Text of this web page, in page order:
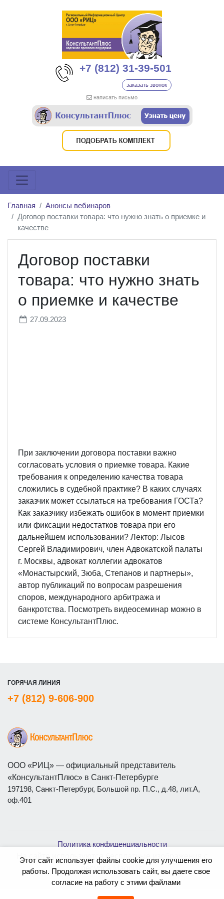
+7 (812) 31-39-501
заказать звонок
написать письмо
Главная
Анонсы вебинаров
Договор поставки товара: что нужно знать о приемке и
качестве
Договор поставки
товара: что нужно знать
о приемке и качестве
27.09.2023
При заключении договора поставки важно
согласовать условия о приемке товара. Какие
требования к определению качества товара
сложились в судебной практике? В каких случаях
заказчик может ссылаться на требования ГОСТа?
Как заказчику избежать ошибок в момент приемки
или фиксации недостатков товара при его
дальнейшем использовании? Лектор: Лысов
Сергей Владимирович, член Адвокатской палаты
г. Москвы, адвокат коллегии адвокатов
«Монастырский, Зюба, Степанов и партнеры»,
автор публикаций по вопросам разрешения
споров, международного арбитража и
банкротства. Посмотреть видеосеминар можно в
системе КонсультантПлюс.
ГОРЯЧАЯ ЛИНИЯ
+7 (812) 9-606-900
ООО «РИЦ» — официальный представитель
«КонсультантПлюс» в Санкт-Петербурге
197198, Санкт-Петербург, Большой пр. П.С., д.48, лит.А,
оф.401
Политика конфиденциальности
На сайте используются бесплатные изображения с
ресурсаMagnific
Этот сайт использует файлы cookie для улучшения его
работы. Продолжая использовать сайт, вы даете свое
согласие на работу с этими файлами